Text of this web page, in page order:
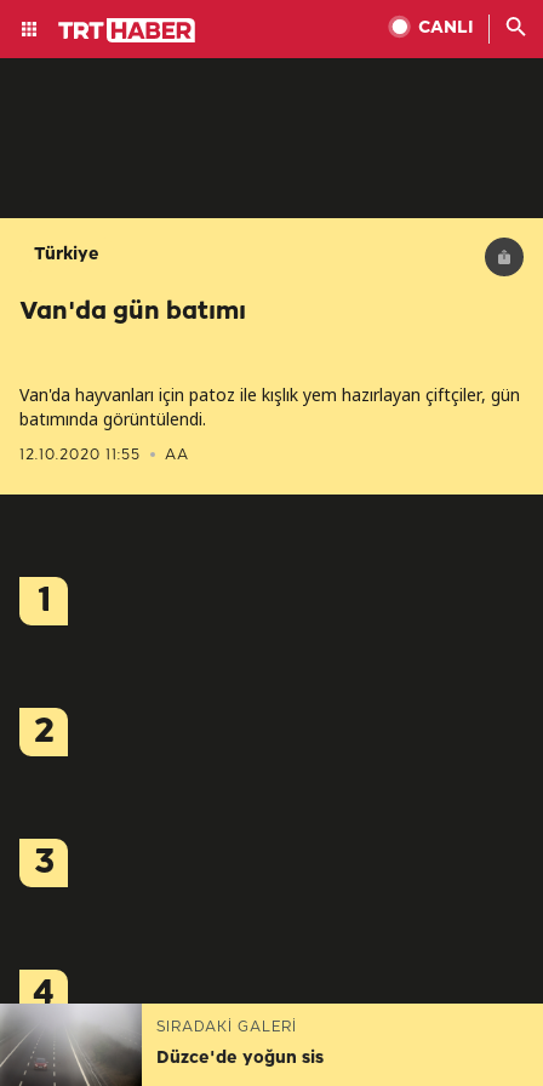
CANLI
Türkiye
Van'da gün batımı
12.10.2020 11:55 AA
Van'da hayvanları için patoz ile kışlık yem hazırlayan çiftçiler, gün
batımında görüntülendi.
1
2
3
4
SIRADAKİ GALERİ
Düzce'de yoğun sis